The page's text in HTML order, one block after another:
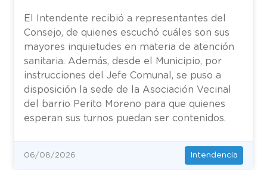
El Intendente recibió a representantes del
Consejo, de quienes escuchó cuáles son sus
mayores inquietudes en materia de atención
sanitaria. Además, desde el Municipio, por
instrucciones del Jefe Comunal, se puso a
disposición la sede de la Asociación Vecinal
del barrio Perito Moreno para que quienes
esperan sus turnos puedan ser contenidos.
06/08/2026 Intendencia